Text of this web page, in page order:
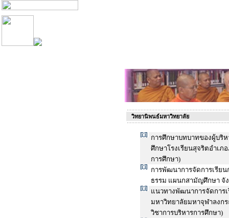
วิทยานิพนธ์มหาวิทยาลัย
การศึกษาบทบาทของผู้บริ
ศึกษาโรงเรียนสุจริตอำเภ
การศึกษา)
การพัฒนาการจัดการเรีย
ธรรม แผนกสามัญศึกษา จั
แนวทางพัฒนาการจัดกา
มหาวิทยาลัยมหาจุฬาลงก
วิชาการบริหารการศึกษา)